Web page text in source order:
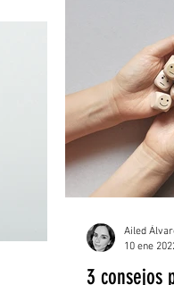
3 consejos
Ailed
10 ene